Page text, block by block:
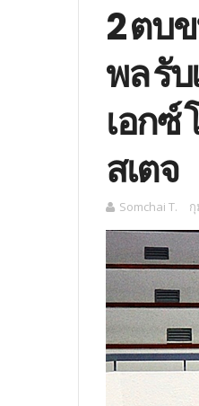
2 ตบ
พล รั
เอกซ์
สเตจ
Somchai T.